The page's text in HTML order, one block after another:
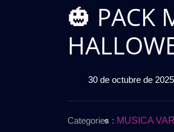
🎃 PACK
30 de octubre de 2025
Categories : MUSICA